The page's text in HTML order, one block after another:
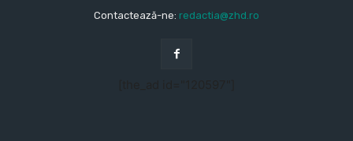
Contactează-ne: redactia@zhd.ro